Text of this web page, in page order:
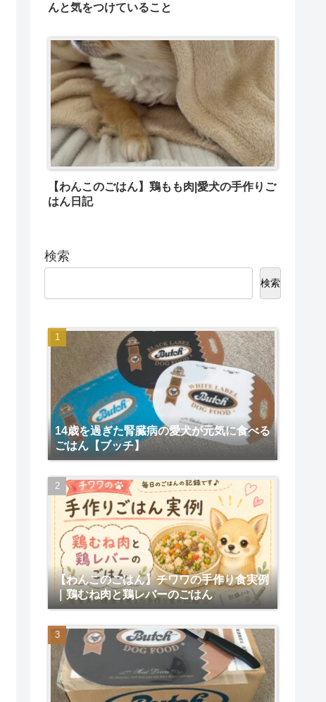
んと気をつけていること
【わんこのごはん】鶏もも肉|愛犬の手作りご
はん日記
検索
検索
14歳を過ぎた腎臓病の愛犬が元気に食べる
ごはん【ブッチ】
【わんこのごはん】チワワの手作り食実例
｜鶏むね肉と鶏レバーのごはん